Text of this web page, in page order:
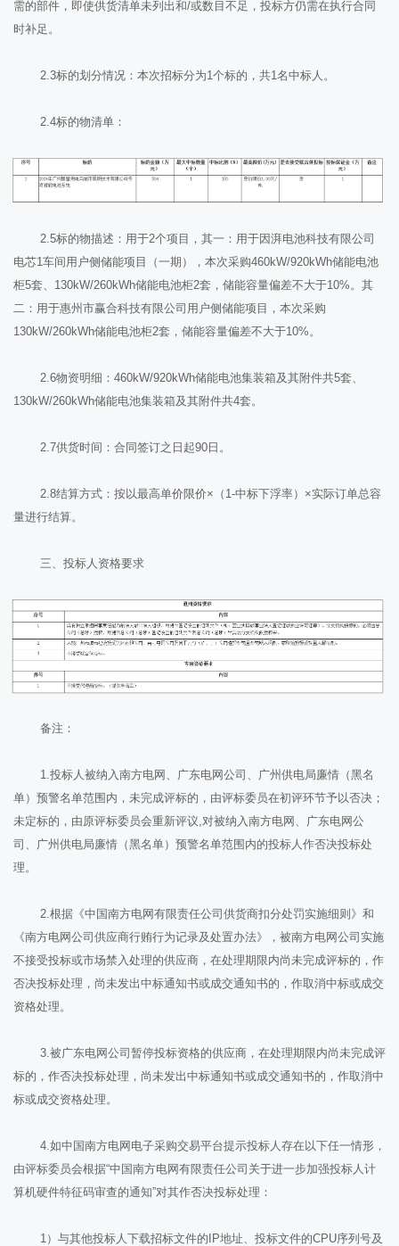
需的部件，即使供货清单未列出和/或数目不足，投标方仍需在执行合同
时补足。
2.3标的划分情况：本次招标分为1个标的，共1名中标人。
2.4标的物清单：
2.5标的物描述：用于2个项目，其一：用于因湃电池科技有限公司
电芯1车间用户侧储能项目（一期），本次采购460kW/920kWh储能电池
柜5套、130kW/260kWh储能电池柜2套，储能容量偏差不大于10%。其
二：用于惠州市赢合科技有限公司用户侧储能项目，本次采购
130kW/260kWh储能电池柜2套，储能容量偏差不大于10%。
2.6物资明细：460kW/920kWh储能电池集装箱及其附件共5套、
130kW/260kWh储能电池集装箱及其附件共4套。
2.7供货时间：合同签订之日起90日。
2.8结算方式：按以最高单价限价×（1-中标下浮率）×实际订单总容
量进行结算。
三、投标人资格要求
备注：
1.投标人被纳入南方电网、广东电网公司、广州供电局廉情（黑名
单）预警名单范围内，未完成评标的，由评标委员在初评环节予以否决；
未定标的，由原评标委员会重新评议,对被纳入南方电网、广东电网公
司、广州供电局廉情（黑名单）预警名单范围内的投标人作否决投标处
理。
2.根据《中国南方电网有限责任公司供货商扣分处罚实施细则》和
《南方电网公司供应商行贿行为记录及处置办法》，被南方电网公司实施
不接受投标或市场禁入处理的供应商，在处理期限内尚未完成评标的，作
否决投标处理，尚未发出中标通知书或成交通知书的，作取消中标或成交
资格处理。
3.被广东电网公司暂停投标资格的供应商，在处理期限内尚未完成评
标的，作否决投标处理，尚未发出中标通知书或成交通知书的，作取消中
标或成交资格处理。
4.如中国南方电网电子采购交易平台提示投标人存在以下任一情形，
由评标委员会根据“中国南方电网有限责任公司关于进一步加强投标人计
算机硬件特征码审查的通知”对其作否决投标处理：
1）与其他投标人下载招标文件的IP地址、投标文件的CPU序列号及